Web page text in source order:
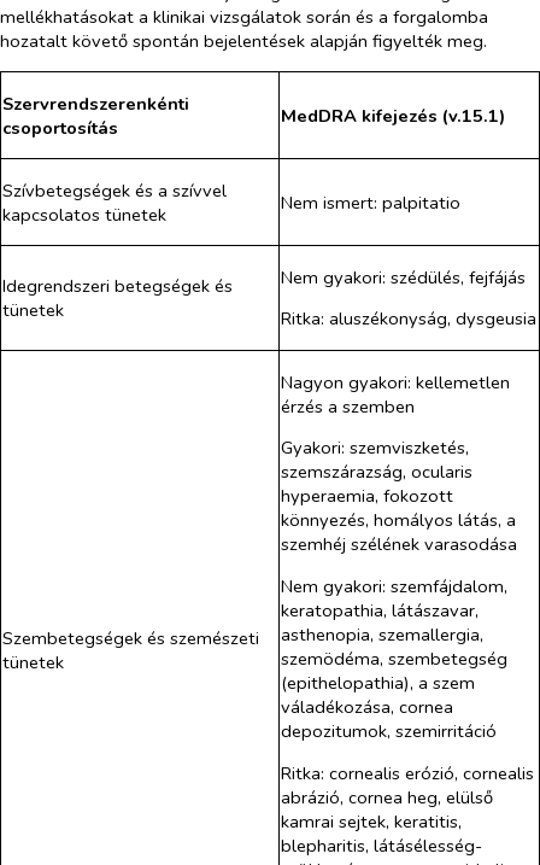
mellékhatásokat a klinikai vizsgálatok során és a forgalomba
hozatalt követő spontán bejelentések alapján figyelték meg.
Szervrendszerenkénti
csoportosítás
MedDRA kifejezés (v.15.1)
Szívbetegségek és a szívvel
kapcsolatos tünetek
Nem ismert: palpitatio
Idegrendszeri betegségek és
tünetek
Nem gyakori: szédülés, fejfájás
Ritka: aluszékonyság, dysgeusia
Szembetegségek és szemészeti
tünetek
Nagyon gyakori: kellemetlen
érzés a szemben
Gyakori: szemviszketés,
szemszárazság, ocularis
hyperaemia, fokozott
könnyezés, homályos látás, a
szemhéj szélének varasodása
Nem gyakori: szemfájdalom,
keratopathia, látászavar,
asthenopia, szemallergia,
szemödéma, szembetegség
(epithelopathia), a szem
váladékozása, cornea
depozitumok, szemirritáció
Ritka: cornealis erózió, cornealis
abrázió, cornea heg, elülső
kamrai sejtek, keratitis,
blepharitis, látásélesség-